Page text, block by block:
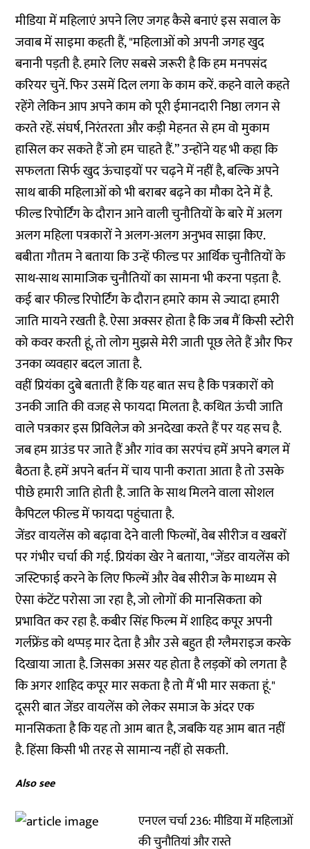
मीडिया में महिलाएं अपने लिए जगह कैसे बनाएं इस सवाल के
जवाब में साइमा कहती हैं, "महिलाओं को अपनी जगह खुद
बनानी पड़ती है. हमारे लिए सबसे जरूरी है कि हम मनपसंद
करियर चुनें. फिर उसमें दिल लगा के काम करें. कहने वाले कहते
रहेंगे लेकिन आप अपने काम को पूरी ईमानदारी निष्ठा लगन से
करते रहें. संघर्ष, निरंतरता और कड़ी मेहनत से हम वो मुकाम
हासिल कर सकते हैं जो हम चाहते हैं.” उन्होंने यह भी कहा कि
सफलता सिर्फ खुद ऊंचाइयों पर चढ़ने में नहीं है, बल्कि अपने
साथ बाकी महिलाओं को भी बराबर बढ़ने का मौका देने में है.
फील्ड रिपोर्टिंग के दौरान आने वाली चुनौतियों के बारे में अलग
अलग महिला पत्रकारों ने अलग-अलग अनुभव साझा किए.
बबीता गौतम ने बताया कि उन्हें फील्ड पर आर्थिक चुनौतियों के
साथ-साथ सामाजिक चुनौतियों का सामना भी करना पड़ता है.
कई बार फील्ड रिपोर्टिंग के दौरान हमारे काम से ज्यादा हमारी
जाति मायने रखती है. ऐसा अक्सर होता है कि जब मैं किसी स्टोरी
को कवर करती हूं, तो लोग मुझसे मेरी जाती पूछ लेते हैं और फिर
उनका व्यवहार बदल जाता है.
वहीं प्रियंका दुबे बताती हैं कि यह बात सच है कि पत्रकारों को
उनकी जाति की वजह से फायदा मिलता है. कथित ऊंची जाति
वाले पत्रकार इस प्रिविलेज को अनदेखा करते हैं पर यह सच है.
जब हम ग्राउंड पर जाते हैं और गांव का सरपंच हमें अपने बगल में
बैठता है. हमें अपने बर्तन में चाय पानी कराता आता है तो उसके
पीछे हमारी जाति होती है. जाति के साथ मिलने वाला सोशल
कैपिटल फील्ड में फायदा पहुंचाता है.
जेंडर वायलेंस को बढ़ावा देने वाली फिल्मों, वेब सीरीज व खबरों
पर गंभीर चर्चा की गई. प्रियंका खेर ने बताया, "जेंडर वायलेंस को
जस्टिफाई करने के लिए फिल्में और वेब सीरीज के माध्यम से
ऐसा कंटेंट परोसा जा रहा है, जो लोगों की मानसिकता को
प्रभावित कर रहा है. कबीर सिंह फिल्म में शाहिद कपूर अपनी
गर्लफ्रेंड को थप्पड़ मार देता है और उसे बहुत ही ग्लैमराइज करके
दिखाया जाता है. जिसका असर यह होता है लड़कों को लगता है
कि अगर शाहिद कपूर मार सकता है तो मैं भी मार सकता हूं."
दूसरी बात जेंडर वायलेंस को लेकर समाज के अंदर एक
मानसिकता है कि यह तो आम बात है, जबकि यह आम बात नहीं
है. हिंसा किसी भी तरह से सामान्य नहीं हो सकती.
Also see
एनएल चर्चा 236: मीडिया में महिलाओं
की चुनौतियां और रास्ते